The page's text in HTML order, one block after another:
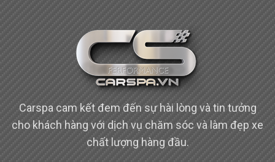
Carspa cam kết đem đến sự hài lòng và tin tưởng
cho khách hàng với dịch vụ chăm sóc và làm đẹp xe
chất lượng hàng đầu.